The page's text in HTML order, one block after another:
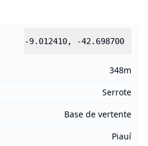
-9.012410, -42.698700
348m
Serrote
Base de vertente
Piauí